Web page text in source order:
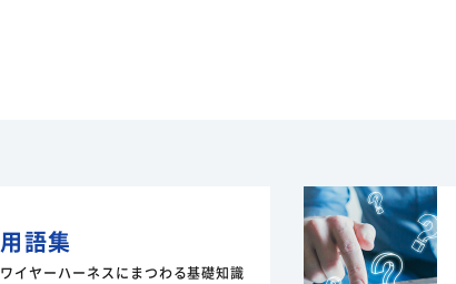
用語集
ワイヤーハーネスにまつわる基礎知識